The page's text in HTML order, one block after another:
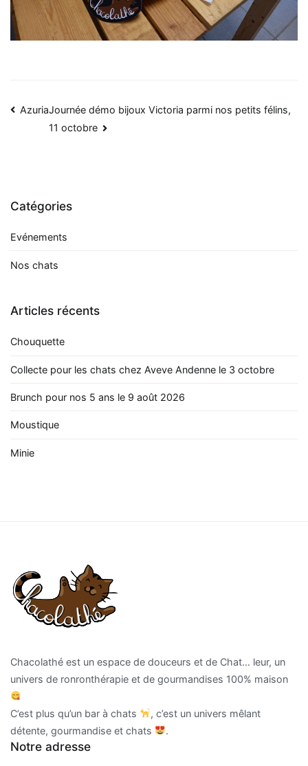
Navigation
AzuriaJournée démo bijoux Victoria parmi nos petits félins,
11 octobre
Catégories
Evénements
Nos chats
Articles récents
Chouquette
Collecte pour les chats chez Aveve Andenne le 3 octobre
Brunch pour nos 5 ans le 9 août 2026
Moustique
Minie
Chacolathé est un espace de douceurs et de Chat… leur, un
univers de ronronthérapie et de gourmandises 100% maison
C’est plus qu’un bar à chats
, c’est un univers mêlant
détente, gourmandise et chats
.
Notre adresse